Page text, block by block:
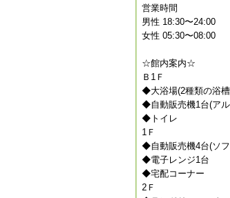
営業時間
男性 18:30〜24:00
女性 05:30〜08:00
☆館内案内☆
Ｂ1Ｆ
◆大浴場(2種類の浴
◆自動販売機1台(ア
◆トイレ
1Ｆ
◆自動販売機4台(ソ
◆電子レンジ
◆宅配コー
2Ｆ